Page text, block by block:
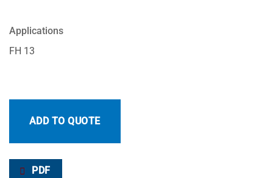
Applications
FH 13
ADD TO QUOTE
PDF